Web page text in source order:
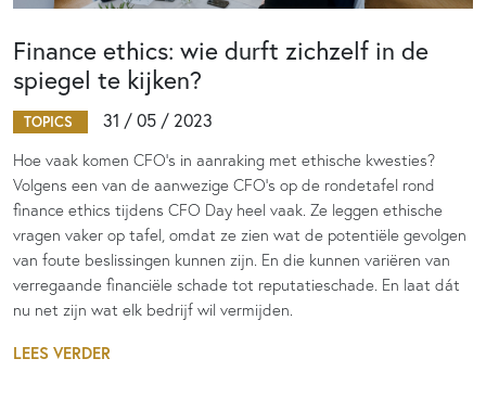
Finance ethics: wie durft zichzelf in de
spiegel te kijken?
TOPICS 31 / 05 / 2023
Hoe vaak komen CFO’s in aanraking met ethische kwesties?
Volgens een van de aanwezige CFO’s op de rondetafel rond
finance ethics tijdens CFO Day heel vaak. Ze leggen ethische
vragen vaker op tafel, omdat ze zien wat de potentiële gevolgen
van foute beslissingen kunnen zijn. En die kunnen variëren van
verregaande financiële schade tot reputatieschade. En laat dát
nu net zijn wat elk bedrijf wil vermijden.
LEES VERDER